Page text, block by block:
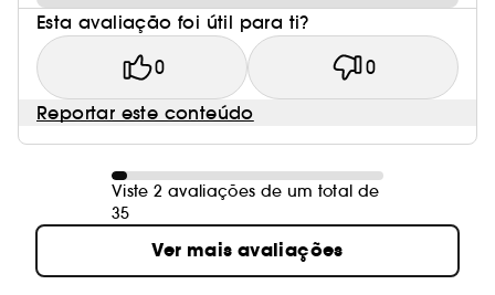
Esta avaliação foi útil para ti?
0 0
Reportar este conteúdo
Viste 2 avaliações de um total de
35
Ver mais avaliações